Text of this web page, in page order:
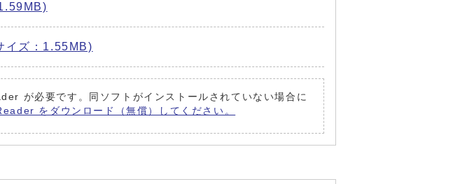
イズ：1.55MB)
が必要です。同ソフトがインストールされていない場合に
をダウンロード（無償）してください。